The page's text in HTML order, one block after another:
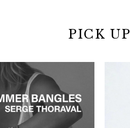
PICK UP